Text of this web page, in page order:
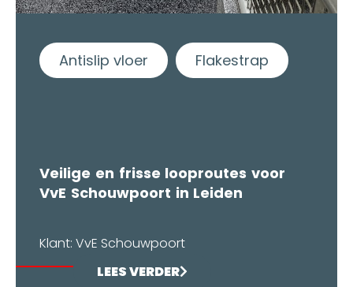
Antislip vloer Flakestrap
Veilige en frisse looproutes voor
VvE Schouwpoort in Leiden
Klant: VvE Schouwpoort
LEES VERDER